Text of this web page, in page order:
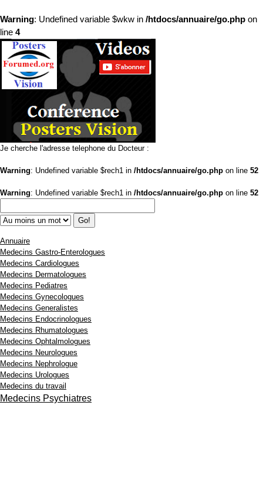
Warning: Undefined variable $wkw in /htdocs/annuaire/go.php on
line 4
Je cherche l'adresse telephone du Docteur :
Warning: Undefined variable $rech1 in /htdocs/annuaire/go.php on line 52
Warning: Undefined variable $rech1 in /htdocs/annuaire/go.php on line 52
Annuaire
Medecins Gastro-Enterologues
Medecins Cardiologues
Medecins Dermatologues
Medecins Pediatres
Medecins Gynecologues
Medecins Generalistes
Medecins Endocrinologues
Medecins Rhumatologues
Medecins Ophtalmologues
Medecins Neurologues
Medecins Nephrologue
Medecins Urologues
Medecins du travail
Medecins Psychiatres